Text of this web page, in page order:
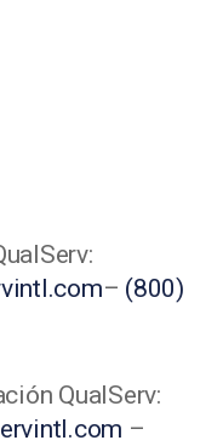
– (800)
QualServ:
–